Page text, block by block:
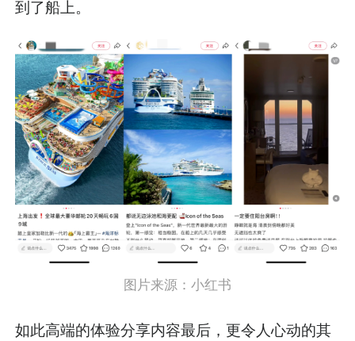
到了船上。
图片来源：小红书
如此高端的体验分享内容最后，更令人心动的其